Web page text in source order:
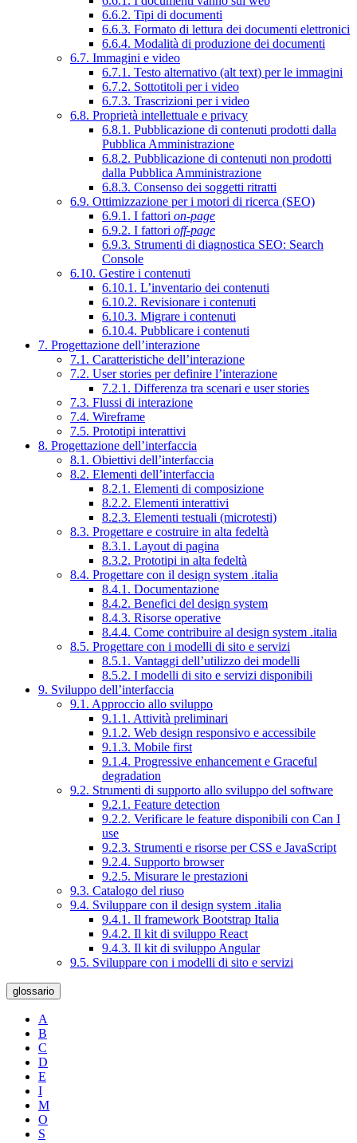
6.6.2. Tipi di documenti
6.6.3. Formato di lettura dei documenti elettronici
6.6.4. Modalità di produzione dei documenti
6.7. Immagini e video
6.7.1. Testo alternativo (alt text) per le immagini
6.7.2. Sottotitoli per i video
6.7.3. Trascrizioni per i video
6.8. Proprietà intellettuale e privacy
6.8.1. Pubblicazione di contenuti prodotti dalla
Pubblica Amministrazione
6.8.2. Pubblicazione di contenuti non prodotti
dalla Pubblica Amministrazione
6.8.3. Consenso dei soggetti ritratti
6.9. Ottimizzazione per i motori di ricerca (SEO)
6.9.1. I fattori on-page
6.9.2. I fattori off-page
6.9.3. Strumenti di diagnostica SEO: Search
Console
6.10. Gestire i contenuti
6.10.1. L’inventario dei contenuti
6.10.2. Revisionare i contenuti
6.10.3. Migrare i contenuti
6.10.4. Pubblicare i contenuti
7. Progettazione dell’interazione
7.1. Caratteristiche dell’interazione
7.2. User stories per definire l’interazione
7.2.1. Differenza tra scenari e user stories
7.3. Flussi di interazione
7.4. Wireframe
7.5. Prototipi interattivi
8. Progettazione dell’interfaccia
8.1. Obiettivi dell’interfaccia
8.2. Elementi dell’interfaccia
8.2.1. Elementi di composizione
8.2.2. Elementi interattivi
8.2.3. Elementi testuali (microtesti)
8.3. Progettare e costruire in alta fedeltà
8.3.1. Layout di pagina
8.3.2. Prototipi in alta fedeltà
8.4. Progettare con il design system .italia
8.4.1. Documentazione
8.4.2. Benefici del design system
8.4.3. Risorse operative
8.4.4. Come contribuire al design system .italia
8.5. Progettare con i modelli di sito e servizi
8.5.1. Vantaggi dell’utilizzo dei modelli
8.5.2. I modelli di sito e servizi disponibili
9. Sviluppo dell’interfaccia
9.1. Approccio allo sviluppo
9.1.1. Attività preliminari
9.1.2. Web design responsivo e accessibile
9.1.3. Mobile first
9.1.4. Progressive enhancement e Graceful
degradation
9.2. Strumenti di supporto allo sviluppo del software
9.2.1. Feature detection
9.2.2. Verificare le feature disponibili con Can I
use
9.2.3. Strumenti e risorse per CSS e JavaScript
9.2.4. Supporto browser
9.2.5. Misurare le prestazioni
9.3. Catalogo del riuso
9.4. Sviluppare con il design system .italia
9.4.1. Il framework Bootstrap Italia
9.4.2. Il kit di sviluppo React
9.4.3. Il kit di sviluppo Angular
9.5. Sviluppare con i modelli di sito e servizi
glossario
A
B
C
D
E
I
M
O
S